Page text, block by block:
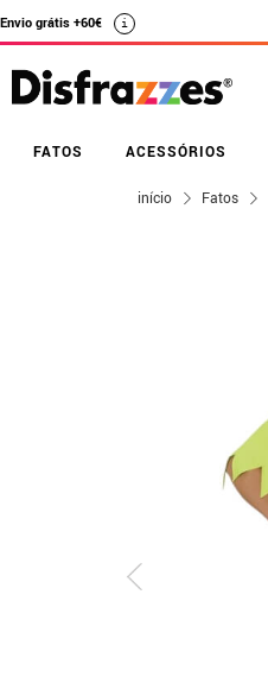
Envio grátis +60€ i
FATOS ACESSÓRIOS
início Fatos